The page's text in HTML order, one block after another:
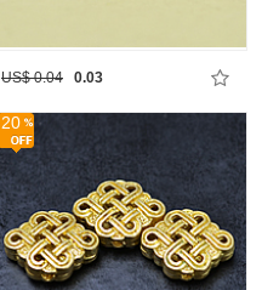
US$ 0.04 0.03
20